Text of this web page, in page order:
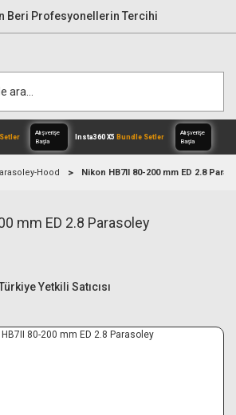
Beri Profesyonellerin Tercihi
III Bundle Setler
Alışverişe
Hood Nikon HB7II 80-200 mm ED 2.8
mm ED 2.8 Parasoley
Yetkili Satıcısı